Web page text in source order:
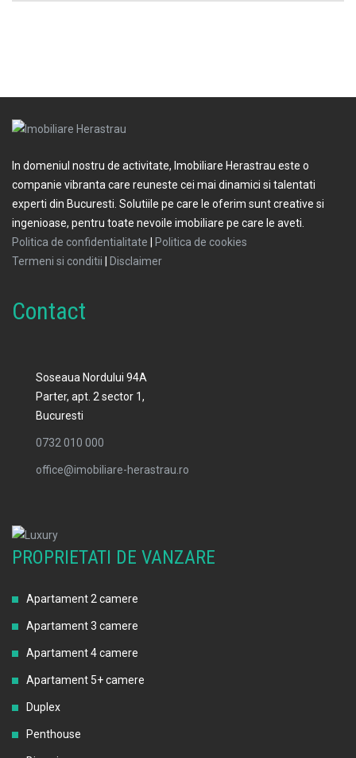
In domeniul nostru de activitate, Imobiliare Herastrau este o
companie vibranta care reuneste cei mai dinamici si talentati
experti din Bucuresti. Solutiile pe care le oferim sunt creative si
ingenioase, pentru toate nevoile imobiliare pe care le aveti.
Politica de confidentialitate
Politica de cookies
Termeni si conditii
Disclaimer
Contact
Soseaua Nordului 94A
Parter, apt. 2 sector 1,
Bucuresti
0732 010 000
office@imobiliare-herastrau.ro
PROPRIETATI DE VANZARE
Apartament 2 camere
Apartament 3 camere
Apartament 4 camere
Apartament 5+ camere
Duplex
Penthouse